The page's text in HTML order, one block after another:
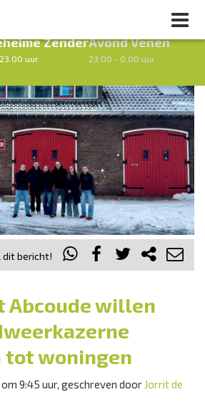
Zender
uur
Avond Venen
23.00 - 0.00 uur
uur 1 van 0 Volgend uur
dit bericht!
Abcoude willen
tot woningen
9:45 uur, geschreven door Jorrit de